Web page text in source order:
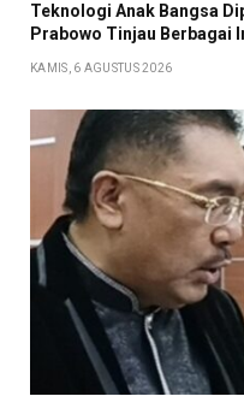
Teknologi Anak Bangsa
Prabowo Tinjau Berbagai
KAMIS, 6 AGUSTUS 2026